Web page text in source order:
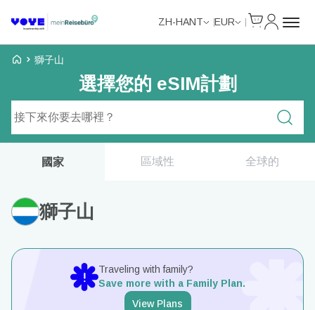
ZH-HANT EUR
Voye Homepage
獅子山
選擇您的 eSIM計劃
國家 區域性 全球的
獅子山
Traveling with family?
Save more with a Family Plan.
View Plans